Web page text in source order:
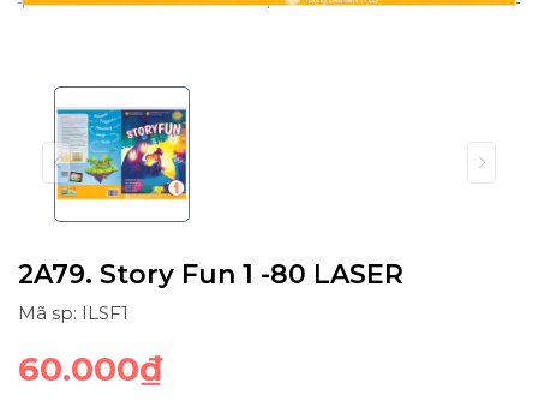
2A79. Story Fun 1 -80 LASER
Mã sp: ILSF1
60.000₫